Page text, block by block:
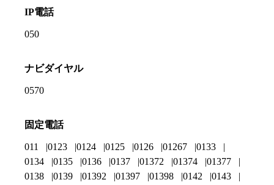
IP電話
050
ナビダイヤル
0570
固定電話
011 0123 0124 0125 0126 01267
0133
0134
0135 0136 0137 01372 01374
01377
0138
0139 01392 01397 01398 0142
0143